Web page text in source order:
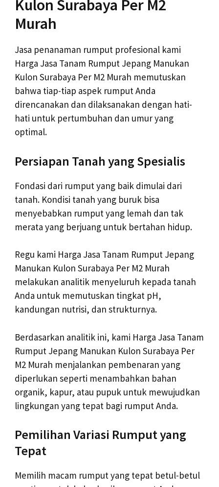
Kulon Surabaya Per M2
Murah
Jasa penanaman rumput profesional kami
Harga Jasa Tanam Rumput Jepang Manukan
Kulon Surabaya Per M2 Murah memutuskan
bahwa tiap-tiap aspek rumput Anda
direncanakan dan dilaksanakan dengan hati-
hati untuk pertumbuhan dan umur yang
optimal.
Persiapan Tanah yang Spesialis
Fondasi dari rumput yang baik dimulai dari
tanah. Kondisi tanah yang buruk bisa
menyebabkan rumput yang lemah dan tak
merata yang berjuang untuk bertahan hidup.
Regu kami Harga Jasa Tanam Rumput Jepang
Manukan Kulon Surabaya Per M2 Murah
melakukan analitik menyeluruh kepada tanah
Anda untuk memutuskan tingkat pH,
kandungan nutrisi, dan strukturnya.
Berdasarkan analitik ini, kami Harga Jasa Tanam
Rumput Jepang Manukan Kulon Surabaya Per
M2 Murah menjalankan pembenaran yang
diperlukan seperti menambahkan bahan
organik, kapur, atau pupuk untuk mewujudkan
lingkungan yang tepat bagi rumput Anda.
Pemilihan Variasi Rumput yang
Tepat
Memilih macam rumput yang tepat betul-betul